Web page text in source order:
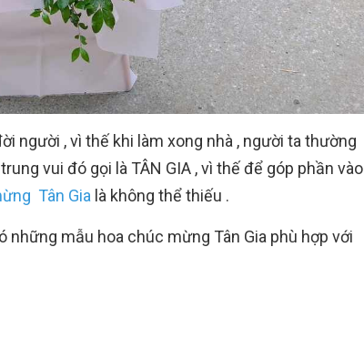
người , vì thế khi làm xong nhà , người ta thường
vui đó gọi là TÂN GIA , vì thế để góp phần vào
Tân Gia là không thể thiếu .
những mẫu hoa chúc mừng Tân Gia phù hợp với